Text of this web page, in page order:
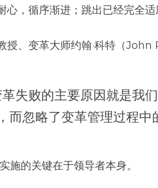
心，循序渐进；跳出已经完全
授、变革大师约翰·科特（
革失败的主要原因就是我
而忽略了变革管理过程中
施的关键在于领导者本身。